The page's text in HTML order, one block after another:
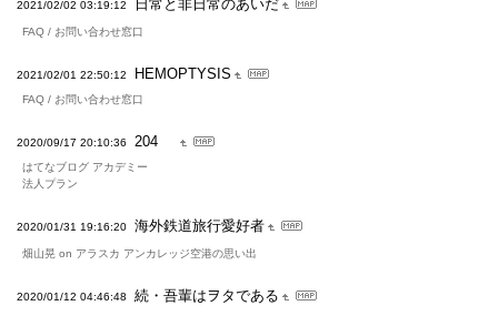
2021/02/02 03:19:12 日常と非日常のあいだ
FAQ / お問い合わせ窓口
2021/02/01 22:50:12 HEMOPTYSIS
FAQ / お問い合わせ窓口
2020/09/17 20:10:36 204
はてなブログ アカデミー
法人プラン
2020/01/31 19:16:20 海外鉄道旅行愛好者
畑山晃 on アラスカ アンカレッジ空港の思い出
2020/01/12 04:46:48 続・吾輩はヲタである